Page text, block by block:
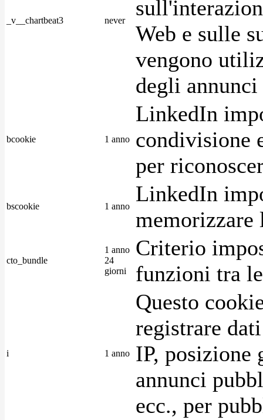
_v__chartbeat3 never
Web e sulle
vengono
degli
bcookie 1 anno
LinkedIn
condivisione
per
bscookie 1 anno
LinkedIn
memorizzare
cto_bundle
1 anno
24
giorni
Criterio
funzioni tra
i 1 anno
Questo
registrare
IP, posizione
annunci
ecc., per